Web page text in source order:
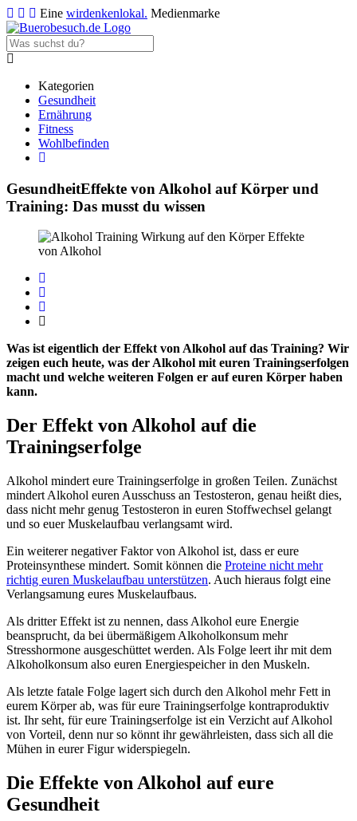
Eine wirdenkenlokal. Medienmarke
Kategorien
Gesundheit
Ernährung
Fitness
Wohlbefinden
GesundheitEffekte von Alkohol auf Körper und
Training: Das musst du wissen
Was ist eigentlich der Effekt von Alkohol auf das Training? Wir
zeigen euch heute, was der Alkohol mit euren Trainingserfolgen
macht und welche weiteren Folgen er auf euren Körper haben
kann.
Der Effekt von Alkohol auf die
Trainingserfolge
Alkohol mindert eure Trainingserfolge in großen Teilen. Zunächst
mindert Alkohol euren Ausschuss an Testosteron, genau heißt dies,
dass nicht mehr genug Testosteron in euren Stoffwechsel gelangt
und so euer Muskelaufbau verlangsamt wird.
Ein weiterer negativer Faktor von Alkohol ist, dass er eure
Proteinsynthese mindert. Somit können die Proteine nicht mehr
richtig euren Muskelaufbau unterstützen. Auch hieraus folgt eine
Verlangsamung eures Muskelaufbaus.
Als dritter Effekt ist zu nennen, dass Alkohol eure Energie
beansprucht, da bei übermäßigem Alkoholkonsum mehr
Stresshormone ausgeschüttet werden. Als Folge leert ihr mit dem
Alkoholkonsum also euren Energiespeicher in den Muskeln.
Als letzte fatale Folge lagert sich durch den Alkohol mehr Fett in
eurem Körper ab, was für eure Trainingserfolge kontraproduktiv
ist. Ihr seht, für eure Trainingserfolge ist ein Verzicht auf Alkohol
von Vorteil, denn nur so könnt ihr gewährleisten, dass sich all die
Mühen in eurer Figur widerspiegeln.
Die Effekte von Alkohol auf eure
Gesundheit